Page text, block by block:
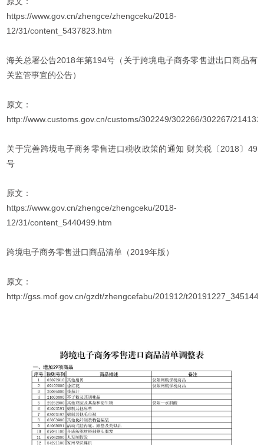
https://www.gov.cn/zhengce/zhengceku/2018-
12/31/content_5437823.htm
海关总署公告2018年第194号（关于跨境电子商务零售进出口商品有
关监管事宜的公告）
原文：
http://www.customs.gov.cn/customs/302249/302266/302267/
关于完善跨境电子商务零售进口税收政策的通知 财关税〔2018〕49
号
原文：
https://www.gov.cn/zhengce/zhengceku/2018-
12/31/content_5440499.htm
跨境电子商务零售进口商品清单（2019年版）
原文：
http://gss.mof.gov.cn/gzdt/zhengcefabu/201912/